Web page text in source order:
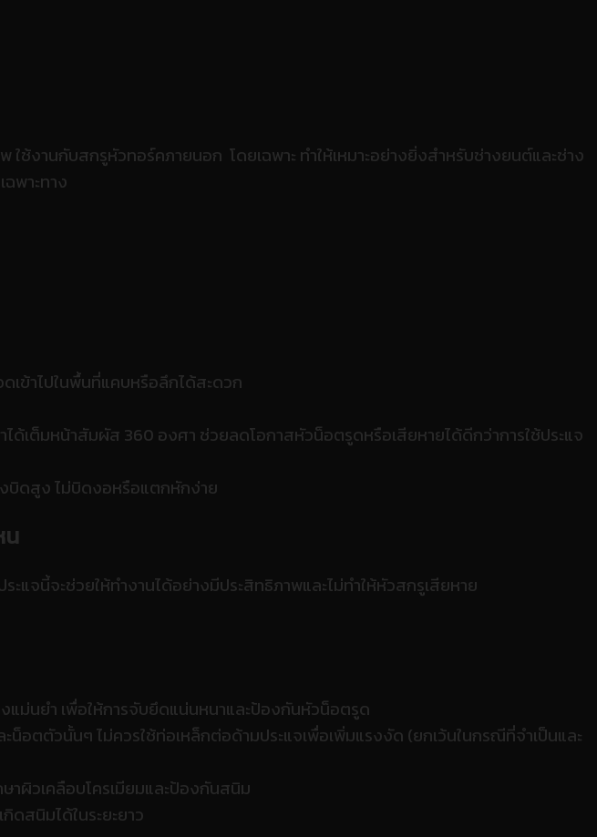
งานกับสกรูหัวทอร์คภายนอก โดยเฉพาะ ทำให้เหมาะอย่างยิ่งสำหรับช่างยนต์และช่าง
พาะทาง
เข้าไปในพื้นที่แคบหรือลึกได้สะดวก
ต็มหน้าสัมผัส 360 องศา ช่วยลดโอกาสหัวน็อตรูดหรือเสียหายได้ดีกว่าการใช้ประแจ
บิดสูง ไม่บิดงอหรือแตกหักง่าย
น
จนี้จะช่วยให้ทำงานได้อย่างมีประสิทธิภาพและไม่ทำให้หัวสกรูเสียหาย
ม่นยำ เพื่อให้การจับยึดแน่นหนาและป้องกันหัวน็อตรูด
อตตัวนั้นๆ ไม่ควรใช้ท่อเหล็กต่อด้ามประแจเพื่อเพิ่มแรงงัด (ยกเว้นในกรณีที่จำเป็นและ
าผิวเคลือบโครเมียมและป้องกันสนิม
ดสนิมได้ในระยะยาว